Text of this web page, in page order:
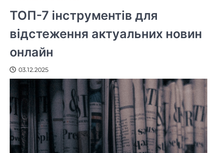
ТОП-7 інструментів для
відстеження актуальних новин
онлайн
03.12.2025